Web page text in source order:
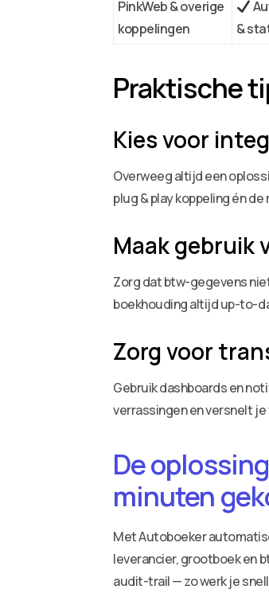
PinkWeb & overige
koppelingen
&
Praktische
Kies voor
Overweeg altijd een
plug & play koppeling én
Maak gebruik
Zorg dat btw-gegevens
boekhouding altijd up-to-
Zorg voor
Gebruik dashboards en
verrassingen en versnelt
De
minuten
Met Autoboeker
leverancier, grootboek en
audit-trail — zo werk je